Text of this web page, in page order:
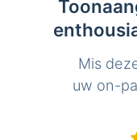
Mis
uw on-